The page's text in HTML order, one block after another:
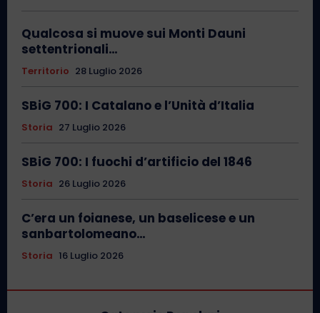
Qualcosa si muove sui Monti Dauni
settentrionali…
Territorio 28 Luglio 2026
SBiG 700: I Catalano e l’Unità d’Italia
Storia 27 Luglio 2026
SBiG 700: I fuochi d’artificio del 1846
Storia 26 Luglio 2026
C’era un foianese, un baselicese e un
sanbartolomeano…
Storia 16 Luglio 2026